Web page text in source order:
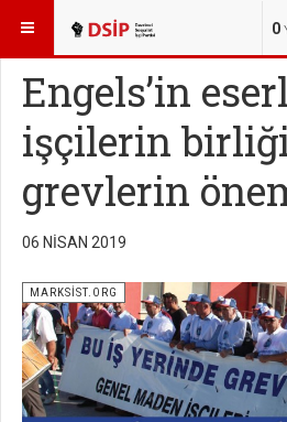
0
BURADASINIZ: YAYINLAR
Engels’in
işçilerin
grevlerin
06 NISAN 2019
MARKSİST.ORG